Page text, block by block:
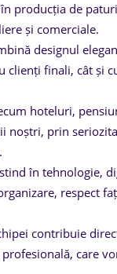
producția de
și comerciale.
designul
finali, cât și
hoteluri,
prin
în tehnologie,
respect
contribuie
care